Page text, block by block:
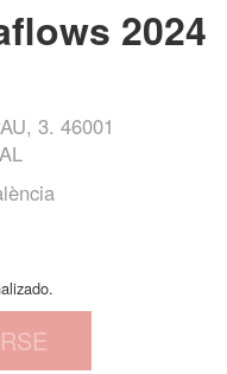
2024
3. 46001